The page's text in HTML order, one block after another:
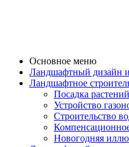
Основное меню
Ландшафтный дизайн
Ландшафтное
Посадка растений
Устройство
Строительство
Новогодняя